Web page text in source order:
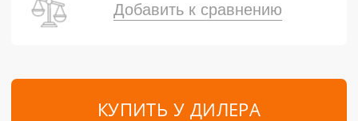
КУПИТЬ У ДИЛЕРА
Добавить к сравнению